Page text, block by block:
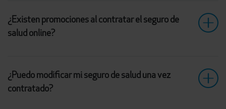
¿Existen promociones al contratar el seguro de
salud online?
¿Puedo modificar mi seguro de salud una vez
contratado?